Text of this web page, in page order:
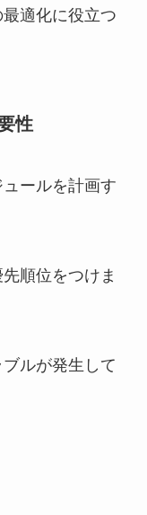
適化に役立つ
性
ールを計画す
順位をつけま
ルが発生して